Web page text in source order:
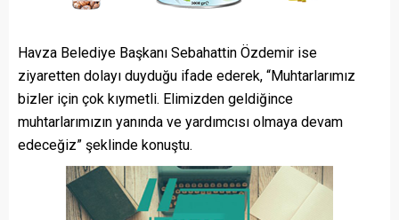
Havza Belediye Başkanı Sebahattin Özdemir ise
ziyaretten dolayı duyduğu ifade ederek, “Muhtarlarımız
bizler için çok kıymetli. Elimizden geldiğince
muhtarlarımızın yanında ve yardımcısı olmaya devam
edeceğiz” şeklinde konuştu.